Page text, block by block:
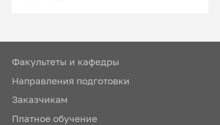
Факультеты и кафедры
Направления подготовки
Заказчикам
Платное обучение